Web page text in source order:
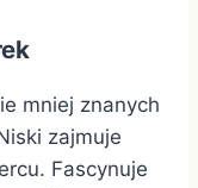
mniej znanych
zajmuje
Fascynuje